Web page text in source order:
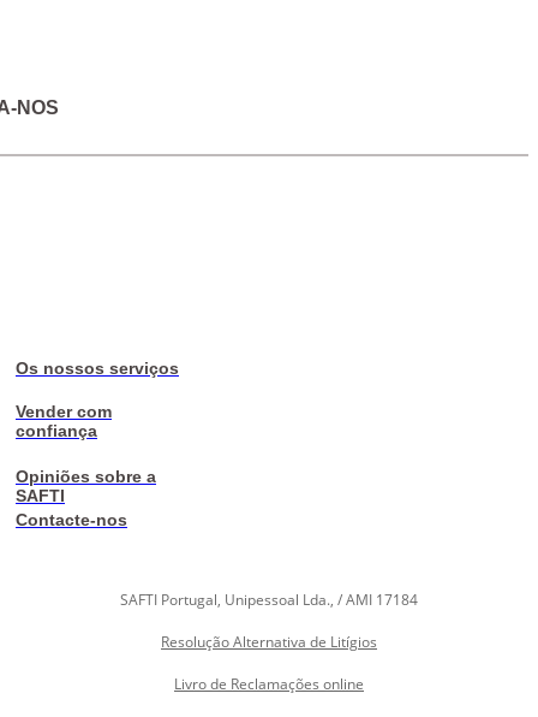
NOS
Os nossos serviços
Vender com
confiança
Opiniões sobre a
SAFTI
Contacte-nos
SAFTI Portugal, Unipessoal Lda., / AMI 17184
Resolução Alternativa de Litígios
Livro de Reclamações online